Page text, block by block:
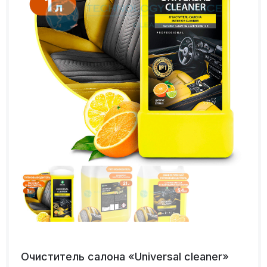
Очиститель салона «Universal cleaner»